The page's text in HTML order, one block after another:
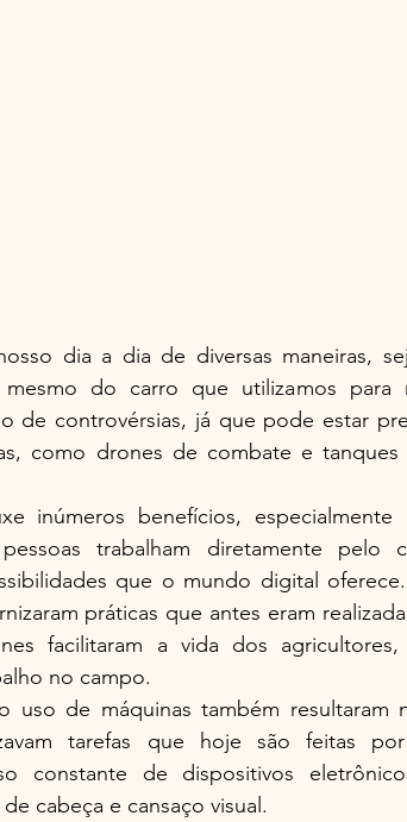
dia a dia de diversas maneiras,
do carro que utilizamos para
de controvérsias, já que pode estar
como drones de combate e tanques
inúmeros benefícios, especialmente
trabalham diretamente pelo
que o mundo digital
práticas que antes eram
facilitaram a vida dos agricultores,
no campo.
de máquinas também resultaram
tarefas que hoje são feitas por
constante de dispositivos
cabeça e cansaço visual.